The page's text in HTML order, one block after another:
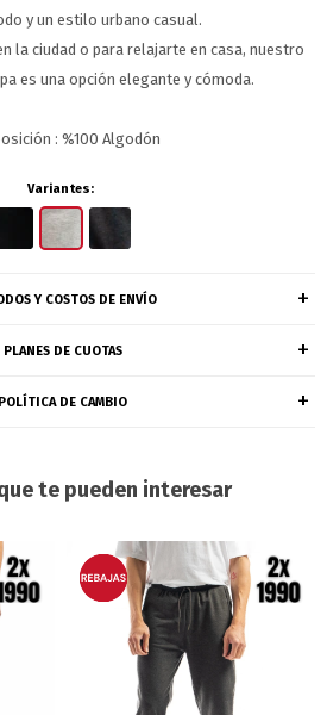
y un estilo urbano casual.
la ciudad o para relajarte en casa, nuestro
es una opción elegante y cómoda.
: %100 Algodón
Variantes:
Y COSTOS DE ENVÍO
PLANES DE CUOTAS
POLÍTICA DE CAMBIO
te pueden interesar